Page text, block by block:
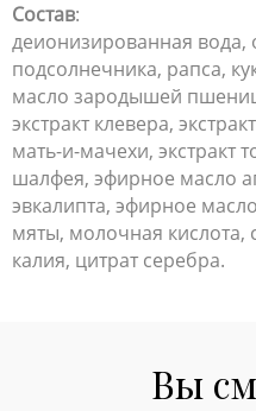
Состав:
деионизированная
подсолнечника, рапса,
масло зародышей
экстракт клевера,
мать-и-мачехи, экстракт
шалфея, эфирное масло
эвкалипта, эфирное
мяты, молочная кислота,
калия, цитрат серебра.
Вы